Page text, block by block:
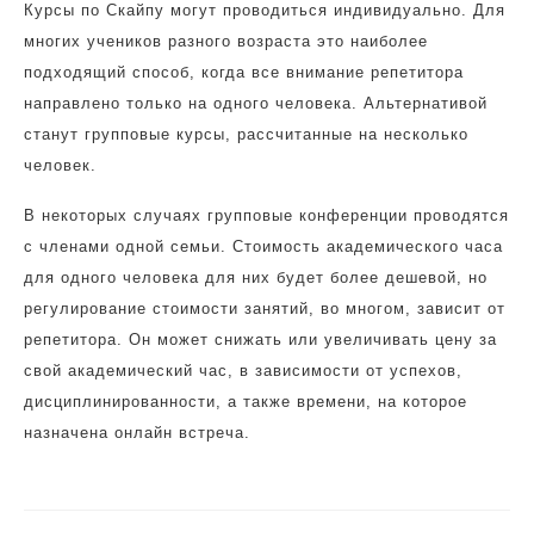
Курсы по Скайпу могут проводиться индивидуально. Для
многих учеников разного возраста это наиболее
подходящий способ, когда все внимание репетитора
направлено только на одного человека. Альтернативой
станут групповые курсы, рассчитанные на несколько
человек.
В некоторых случаях групповые конференции проводятся
с членами одной семьи. Стоимость академического часа
для одного человека для них будет более дешевой, но
регулирование стоимости занятий, во многом, зависит от
репетитора. Он может снижать или увеличивать цену за
свой академический час, в зависимости от успехов,
дисциплинированности, а также времени, на которое
назначена онлайн встреча.